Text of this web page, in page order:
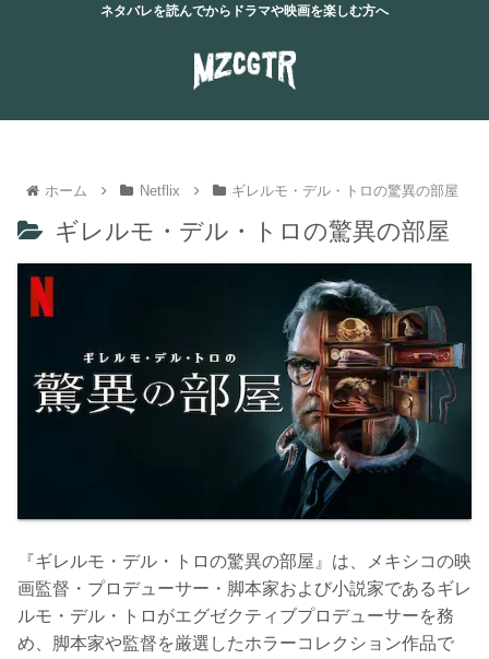
ネタバレを読んでからドラマや映画を楽しむ方へ
ホーム Netflix ギレルモ・デル・トロの驚異の部屋
ギレルモ・デル・トロの驚異の部屋
『ギレルモ・デル・トロの驚異の部屋』は、メキシコの映
画監督・プロデューサー・脚本家および小説家であるギレ
ルモ・デル・トロがエグゼクティブプロデューサーを務
め、脚本家や監督を厳選したホラーコレクション作品で